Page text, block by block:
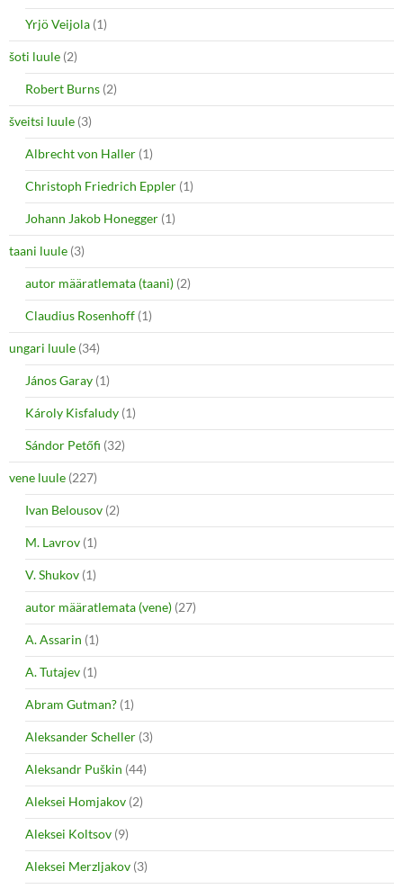
Yrjö Veijola (1)
šoti luule (2)
Robert Burns (2)
šveitsi luule (3)
Albrecht von Haller (1)
Christoph Friedrich Eppler (1)
Johann Jakob Honegger (1)
taani luule (3)
autor määratlemata (taani) (2)
Claudius Rosenhoff (1)
ungari luule (34)
János Garay (1)
Károly Kisfaludy (1)
Sándor Petőfi (32)
vene luule (227)
Ivan Belousov (2)
M. Lavrov (1)
V. Shukov (1)
autor määratlemata (vene) (27)
A. Assarin (1)
A. Tutajev (1)
Abram Gutman? (1)
Aleksander Scheller (3)
Aleksandr Puškin (44)
Aleksei Homjakov (2)
Aleksei Koltsov (9)
Aleksei Merzljakov (3)